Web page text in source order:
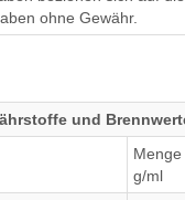
ohne Gewähr.
und
Menge
g/ml